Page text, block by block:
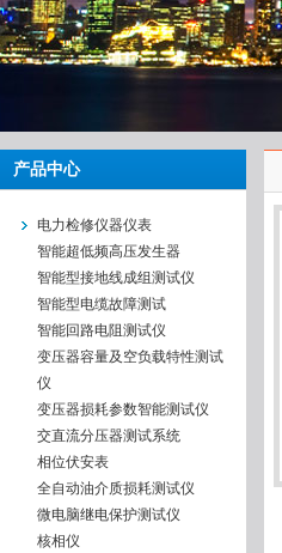
产品中心
电力检修仪器仪表
智能超低频高压发生器
智能型接地线成组测试仪
智能型电缆故障测试
智能回路电阻测试仪
变压器容量及空负载特性测试
仪
变压器损耗参数智能测试仪
交直流分压器测试系统
相位伏安表
全自动油介质损耗测试仪
微电脑继电保护测试仪
核相仪